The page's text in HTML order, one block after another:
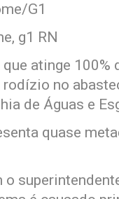
G1
g1 RN
que atinge
no
de Águas e
quase
o